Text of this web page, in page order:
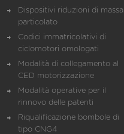
Dispositivi riduzioni di massa
particolato
Codici immatricolativi di
ciclomotori omologati
Modalità di collegamento al
CED motorizzazione
Modalità operative per il
rinnovo delle patenti
Riqualificazione bombole di
tipo CNG4